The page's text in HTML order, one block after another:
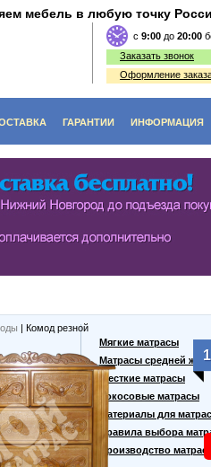
мебель в любую точку
Заказать звонок
c 9:00 до 20:00
Оформление
ГАРАНТИИ ИНФОРМАЦИЯ
| Комод резной
Мягкие матрасы
Матрасы средней
Жесткие матрасы
Кокосовые матрасы
Материалы для
Правила выбора
Производство